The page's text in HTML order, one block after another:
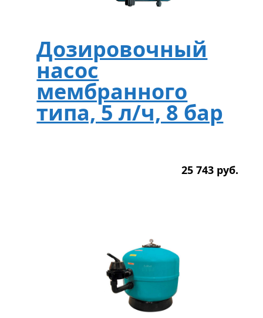
Дозировочный
насос
мембранного
типа, 5 л/ч, 8 бар
25 743 руб.